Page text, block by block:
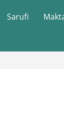
Sarufi